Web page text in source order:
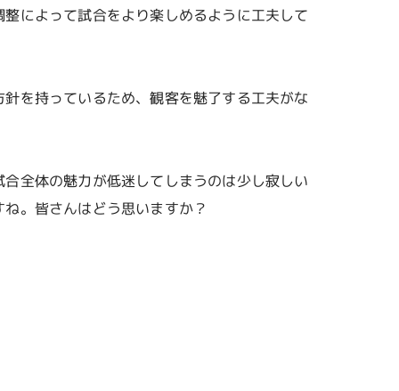
によって試合をより楽しめるように工夫して
を持っているため、観客を魅了する工夫がな
全体の魅力が低迷してしまうのは少し寂しい
。皆さんはどう思いますか？